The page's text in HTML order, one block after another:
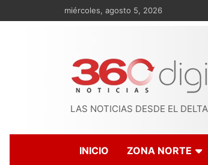
al
miércoles, agosto 5, 2026
LAS NOTICIAS DESDE EL
INICIO ZONA NORTE